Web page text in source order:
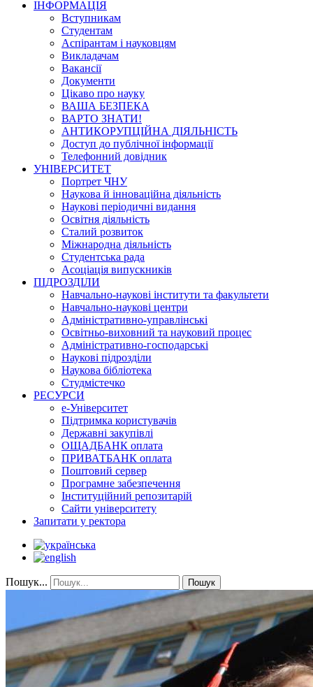
ІНФОРМАЦІЯ
Вступникам
Студентам
Аспірантам і науковцям
Викладачам
Вакансії
Документи
Цікаво про науку
ВАША БЕЗПЕКА
ВАРТО ЗНАТИ!
АНТИКОРУПЦІЙНА ДІЯЛЬНІСТЬ
Доступ до публічної інформації
Телефонний довідник
УНІВЕРСИТЕТ
Портрет ЧНУ
Наукова й інноваційна діяльність
Наукові періодичні видання
Освітня діяльність
Сталий розвиток
Міжнародна діяльність
Студентська рада
Асоціація випускників
ПІДРОЗДІЛИ
Навчально-наукові інститути та факультети
Навчально-наукові центри
Адміністративно-управлінські
Освітньо-виховний та науковий процес
Адміністративно-господарські
Наукові підрозділи
Наукова бібліотека
Студмістечко
РЕСУРСИ
е-Університет
Підтримка користувачів
Державні закупівлі
ОЩАДБАНК оплата
ПРИВАТБАНК оплата
Поштовий сервер
Програмне забезпечення
Інституційний репозитарій
Сайти університету
Запитати у ректора
Пошук... Пошук